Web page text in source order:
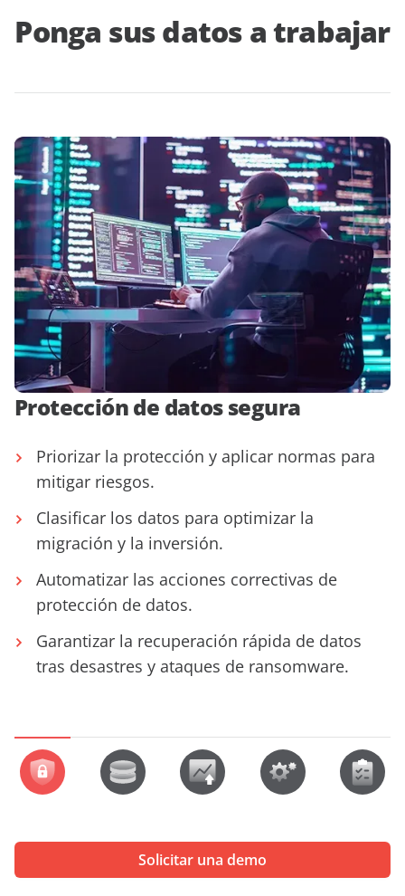
Ponga sus datos a trabajar
Protección de datos segura
Priorizar la protección y aplicar normas para
mitigar riesgos.
Clasificar los datos para optimizar la
migración y la inversión.
Automatizar las acciones correctivas de
protección de datos.
Garantizar la recuperación rápida de datos
tras desastres y ataques de ransomware.
Solicitar una demo